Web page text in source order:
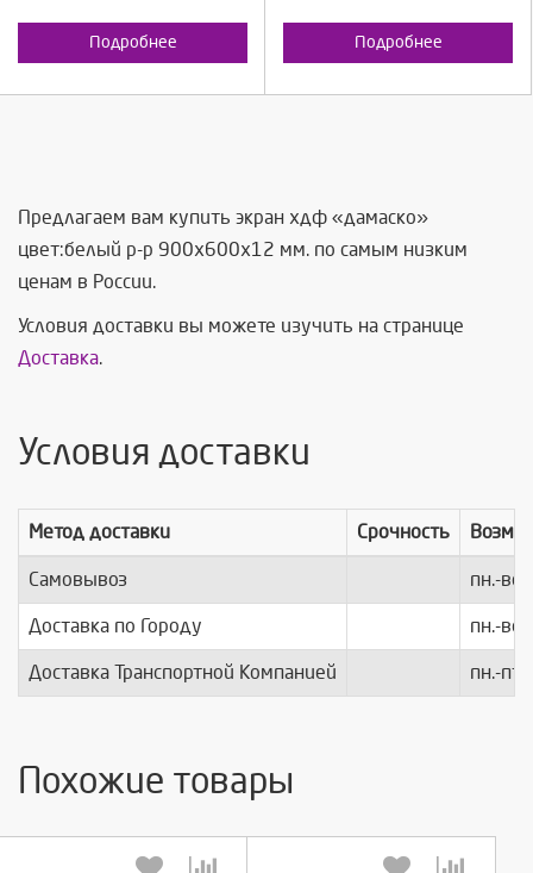
Подробнее Подробнее
Предлагаем вам купить экран хдф «дамаско»
цвет:белый р-р 900х600х12 мм. по самым низким
ценам в России.
Условия доставки вы можете изучить на странице
Доставка.
Условия доставки
Метод доставки Срочность
Самовывоз пн.-вс.
Доставка по Городу пн.-вс.
Доставка Транспортной Компанией пн.-пт.
Похожие товары